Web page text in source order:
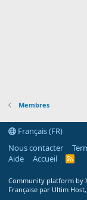
Membres
Français (FR)
Nous contacter
Aide
Accueil
R
Community platform by
Française par Ultim Host,